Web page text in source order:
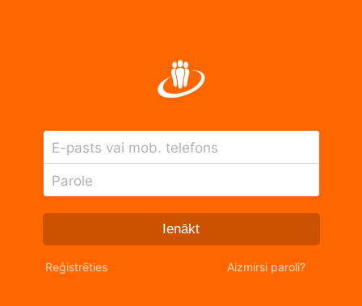
E-pasts vai mob. telefons
Parole
Ienākt
Reģistrēties Aizmirsi paroli?